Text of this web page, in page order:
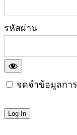
รหัสผ่าน
จดจำข้อมูลกา